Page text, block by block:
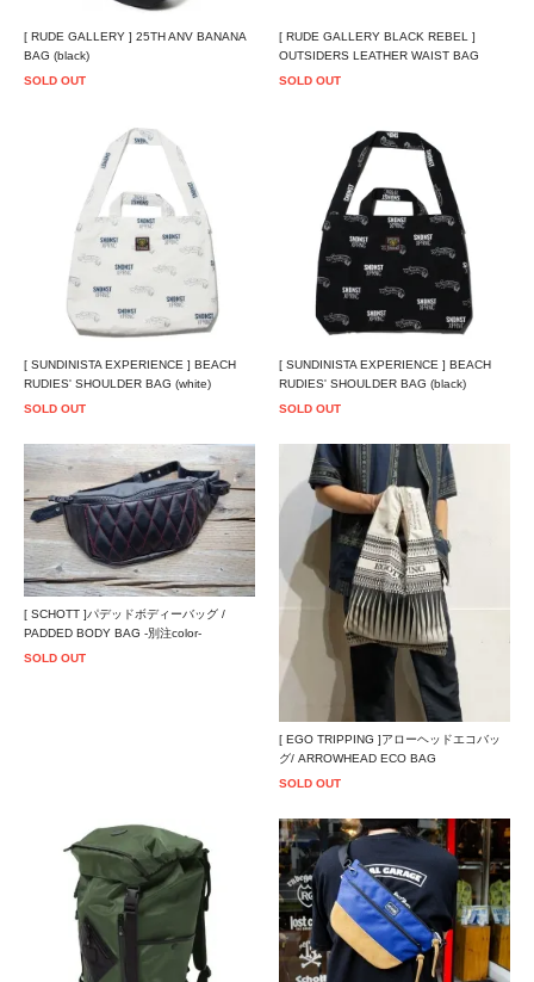
[ RUDE GALLERY ] 25TH ANV BANANA
BAG (black)
SOLD OUT
[ RUDE GALLERY BLACK REBEL ]
OUTSIDERS LEATHER WAIST BAG
SOLD OUT
[ SUNDINISTA EXPERIENCE ] BEACH
RUDIES' SHOULDER BAG (white)
SOLD OUT
[ SUNDINISTA EXPERIENCE ] BEACH
RUDIES' SHOULDER BAG (black)
SOLD OUT
[ SCHOTT ]パデッドボディーバッグ /
PADDED BODY BAG -別注color-
SOLD OUT
[ EGO TRIPPING ]アローヘッドエコバッ
グ/ ARROWHEAD ECO BAG
SOLD OUT